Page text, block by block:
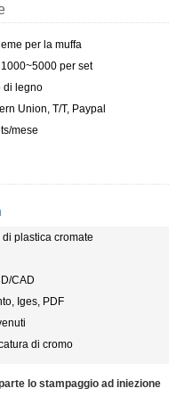
per la muffa
per set
di legno
Union, T/T, Paypal
mese
di plastica cromate
CAD
Iges, PDF
di cromo
lo stampaggio ad iniezione